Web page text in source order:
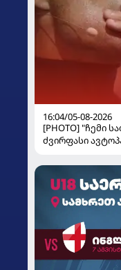
16:04/05-08-2026
[PHOTO] "ჩემი
ძვირფასი